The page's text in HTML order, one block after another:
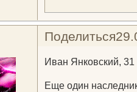
Поделиться
Иван Янковский, 31
Еще один